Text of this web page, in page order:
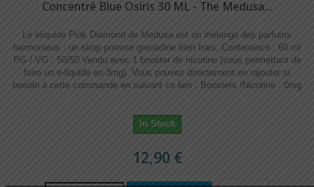
Concentré Blue Osiris 30 ML - The Medusa...
Le eliquide Pink Diamond de Medusa est un mélange des parfums
harmonieux : un sirop pomme grenadine bien frais. Contenance : 60 ml
PG / VG : 50/50 Vendu avec 1 booster de nicotine (vous permettant de
faire un e-liquide en 3mg). Vous pouvez directement en rajouter si
besoin à cette commande en suivant ce lien : Boosters !​​ Nicotine : 0mg
In Stock
12,90 €